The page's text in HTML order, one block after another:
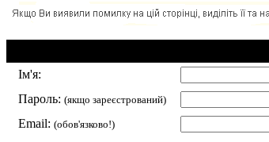
Ім'я:
Пароль: (якщо зареєстрований)
Email: (обов'язково!)